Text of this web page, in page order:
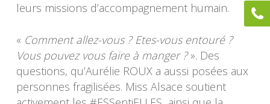
leurs missions d’accompagnement humain.
« Comment allez-vous ? Etes-vous entouré ?
Vous pouvez vous faire à manger ?». Des
questions, qu’Aurélie ROUX a aussi posées aux
personnes fragilisées. Miss Alsace soutient